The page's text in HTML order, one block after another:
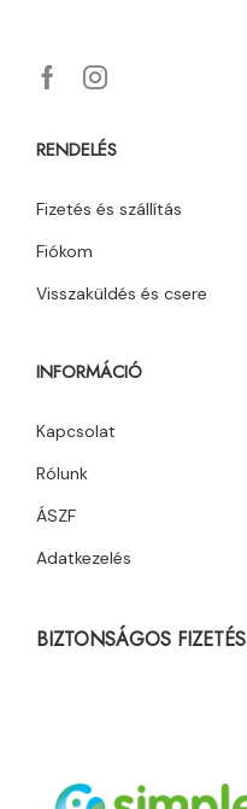
RENDELÉS
Fizetés és szállítás
Fiókom
Visszaküldés és csere
INFORMÁCIÓ
Kapcsolat
Rólunk
ÁSZF
Adatkezelés
BIZTONSÁGOS FIZETÉS